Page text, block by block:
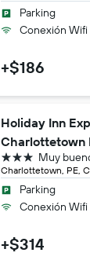
Parking
Conexión
+$186
Holiday Inn
Charlottetown
Charlottetown, PE,
Muy
3 estrellas
Parking
Conexión
+$314